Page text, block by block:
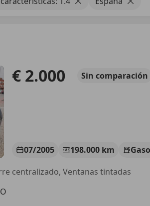
€ 2.000 Sin comparación
07/2005 198.000 km
centralizado, Ventanas tintadas